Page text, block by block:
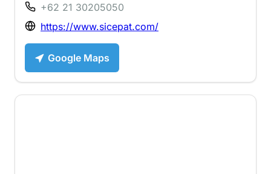
+62 21 30205050
https://www.sicepat.com/
Google Maps